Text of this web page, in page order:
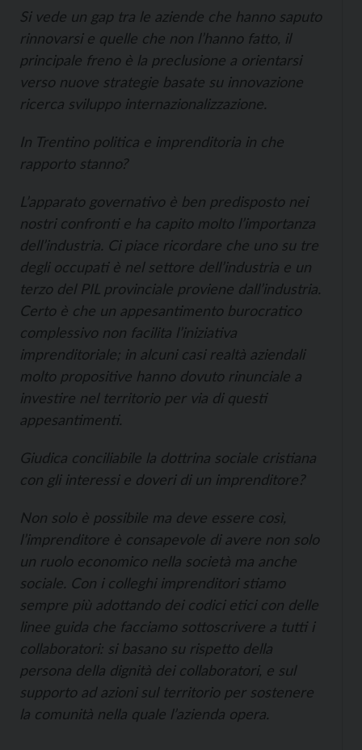
Si vede un gap tra le aziende che hanno saputo
rinnovarsi e quelle che non l’hanno fatto, il
principale freno è la preclusione a orientarsi
verso nuove strategie basate su innovazione
ricerca sviluppo internazionalizzazione.
In Trentino politica e imprenditoria in che
rapporto stanno?
L’apparato governativo è ben predisposto nei
nostri confronti e ha capito molto l’importanza
dell’industria. Ci piace ricordare che uno su tre
degli occupati è nel settore dell’industria e un
terzo del PIL provinciale proviene dall’industria.
Certo è che un appesantimento burocratico
complessivo non facilita l’iniziativa
imprenditoriale; in alcuni casi realtà aziendali
molto propositive hanno dovuto rinunciale a
investire nel territorio per via di questi
appesantimenti.
Giudica conciliabile la dottrina sociale cristiana
con gli interessi e doveri di un imprenditore?
Non solo è possibile ma deve essere così,
l’imprenditore è consapevole di avere non solo
un ruolo economico nella società ma anche
sociale. Con i colleghi imprenditori stiamo
sempre più adottando dei codici etici con delle
linee guida che facciamo sottoscrivere a tutti i
collaboratori: si basano su rispetto della
persona della dignità dei collaboratori, e sul
supporto ad azioni sul territorio per sostenere
la comunità nella quale l’azienda opera.